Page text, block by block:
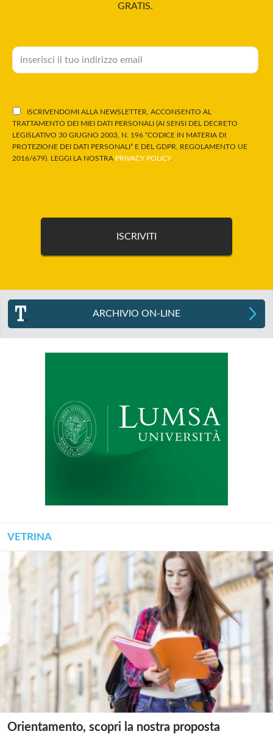
GRATIS.
ISCRIVENDOMI ALLA NEWSLETTER, ACCONSENTO AL
TRATTAMENTO DEI MIEI DATI PERSONALI (AI SENSI DEL DECRETO
LEGISLATIVO 30 GIUGNO 2003, N. 196 “CODICE IN MATERIA DI
PROTEZIONE DEI DATI PERSONALI” E DEL GDPR, REGOLAMENTO UE
2016/679). LEGGI LA NOSTRA PRIVACY POLICY.
ARCHIVIO ON-LINE
VETRINA
Orientamento, scopri la nostra proposta